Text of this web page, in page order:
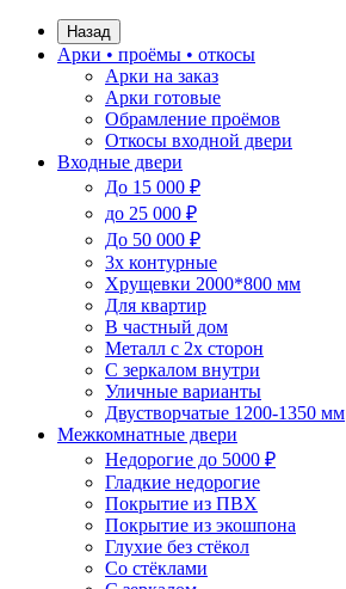
Назад
Арки • проёмы • откосы
Арки на заказ
Арки готовые
Обрамление проёмов
Откосы входной двери
Входные двери
До 15 000 ₽
до 25 000 ₽
До 50 000 ₽
3х контурные
Хрущевки 2000*800 мм
Для квартир
В частный дом
Металл с 2х сторон
С зеркалом внутри
Уличные варианты
Двустворчатые 1200-1350 мм
Межкомнатные двери
Недорогие до 5000 ₽
Гладкие недорогие
Покрытие из ПВХ
Покрытие из экошпона
Глухие без стёкол
Со стёклами